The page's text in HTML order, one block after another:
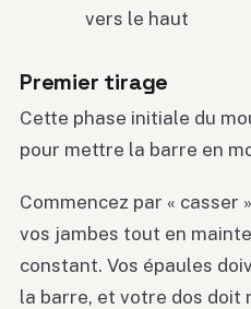
vers le haut
Premier tirage
Cette phase initiale du
pour mettre la barre en
Commencez par « casser
vos jambes tout en
constant. Vos épaules
la barre, et votre dos doit